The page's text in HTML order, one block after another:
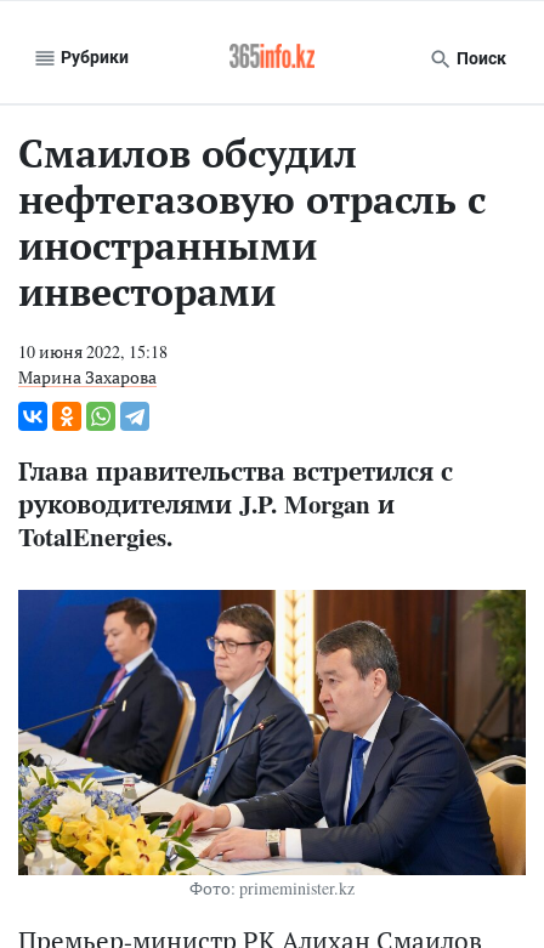
Рубрики Поиск
Смаилов обсудил
нефтегазовую отрасль с
иностранными
инвесторами
10 июня 2022, 15:18
Марина Захарова
Глава правительства встретился с
руководителями J.P. Morgan и
TotalEnergies.
Фото: primeminister.kz
Премьер-министр РК Алихан Смаилов